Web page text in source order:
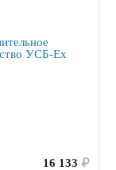
16 133 ₽